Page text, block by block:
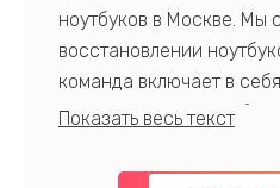
ноутбуков в Москве. Мы
восстановлении
команда включает в
профессионалов с
предлагаем быстрый и